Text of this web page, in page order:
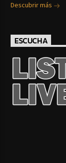
Descubrir más
ESCUCHA